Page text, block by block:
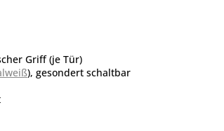
Griff (je Tür)
), gesondert schaltbar